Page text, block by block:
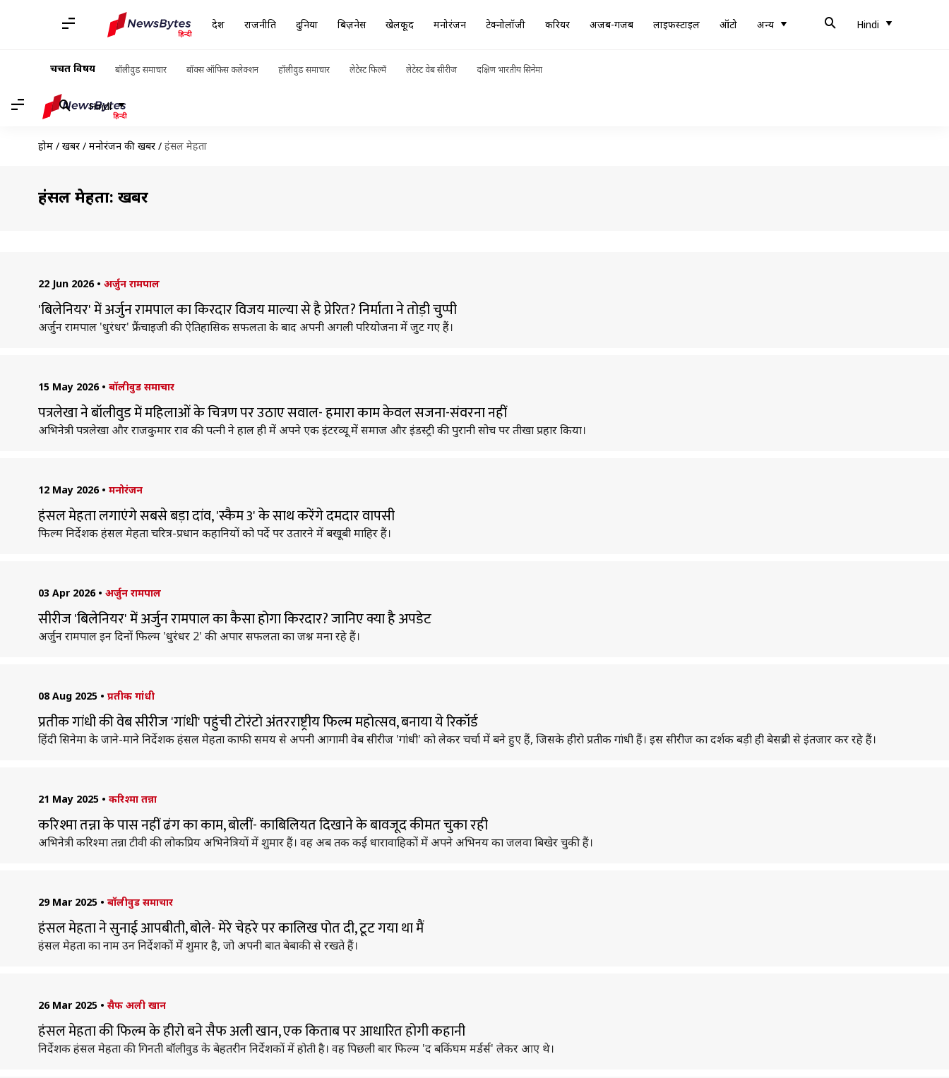
देश राजनीति दुनिया बिज़नेस खेलकूद मनोरंजन टेक्नोलॉजी करियर अजब-गजब लाइफस्टाइल ऑटो अन्य Hindi
चर्चित विषय बॉलीवुड समाचार बॉक्स ऑफिस कलेक्शन हॉलीवुड समाचार लेटेस्ट फिल्में लेटेस्ट वेब सीरीज दक्षिण भारतीय सिनेमा
Hindi
होम / खबरें / मनोरंजन की खबरें / हंसल मेहता
हंसल मेहता: खबरें
22 Jun 2026 • अर्जुन रामपाल
'बिलेनियर' में अर्जुन रामपाल का किरदार विजय माल्या से है प्रेरित? निर्माता ने तोड़ी चुप्पी
अर्जुन रामपाल 'धुरंधर' फ्रैंचाइजी की ऐतिहासिक सफलता के बाद अपनी अगली परियोजना में जुट गए हैं।
15 May 2026 • बॉलीवुड समाचार
पत्रलेखा ने बॉलीवुड में महिलाओं के चित्रण पर उठाए सवाल- हमारा काम केवल सजना-संवरना नहीं
अभिनेत्री पत्रलेखा और राजकुमार राव की पत्नी ने हाल ही में अपने एक इंटरव्यू में समाज और इंडस्ट्री की पुरानी सोच पर तीखा प्रहार किया।
12 May 2026 • मनोरंजन
हंसल मेहता लगाएंगे सबसे बड़ा दांव, 'स्कैम 3' के साथ करेंगे दमदार वापसी
फिल्म निर्देशक हंसल मेहता चरित्र-प्रधान कहानियों को पर्दे पर उतारने में बखूबी माहिर हैं।
03 Apr 2026 • अर्जुन रामपाल
सीरीज 'बिलेनियर' में अर्जुन रामपाल का कैसा होगा किरदार? जानिए क्या है अपडेट
अर्जुन रामपाल इन दिनों फिल्म 'धुरंधर 2' की अपार सफलता का जश्न मना रहे हैं।
08 Aug 2025 • प्रतीक गांधी
प्रतीक गांधी की वेब सीरीज 'गांधी' पहुंची टोरंटो अंतरराष्ट्रीय फिल्म महोत्सव, बनाया ये रिकॉर्ड
हिंदी सिनेमा के जाने-माने निर्देशक हंसल मेहता काफी समय से अपनी आगामी वेब सीरीज 'गांधी' को लेकर चर्चा में बने हुए हैं, जिसके हीरो प्रतीक गांधी हैं। इस सीरीज का दर्शक बड़ी ही बेसब्री से इंतजार कर रहे हैं।
21 May 2025 • करिश्मा तन्ना
करिश्मा तन्ना के पास नहीं ढंग का काम, बाेलीं- काबिलियत दिखाने के बावजूद कीमत चुका रही
अभिनेत्री करिश्मा तन्ना टीवी की लोकप्रिय अभिनेत्रियों में शुमार हैं। वह अब तक कई धारावाहिकों में अपने अभिनय का जलवा बिखेर चुकी हैं।
29 Mar 2025 • बॉलीवुड समाचार
हंसल मेहता ने सुनाई आपबीती, बोले- मेरे चेहरे पर कालिख पोत दी, टूट गया था मैं
हंसल मेहता का नाम उन निर्देशकों में शुमार है, जो अपनी बात बेबाकी से रखते हैं।
26 Mar 2025 • सैफ अली खान
हंसल मेहता की फिल्म के हीरो बने सैफ अली खान, एक किताब पर आधारित होगी कहानी
निर्देशक हंसल मेहता की गिनती बॉलीवुड के बेहतरीन निर्देशकों में होती है। वह पिछली बार फिल्म 'द बकिंघम मर्डर्स' लेकर आए थे।